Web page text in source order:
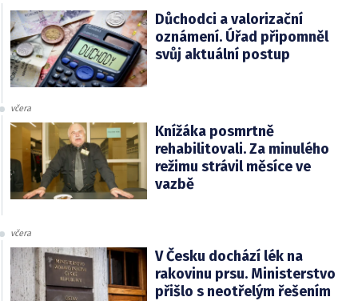
Důchodci a valorizační
oznámení. Úřad připomněl
svůj aktuální postup
včera
Knížáka posmrtně
rehabilitovali. Za minulého
režimu strávil měsíce ve
vazbě
včera
V Česku dochází lék na
rakovinu prsu. Ministerstvo
přišlo s neotřelým řešením